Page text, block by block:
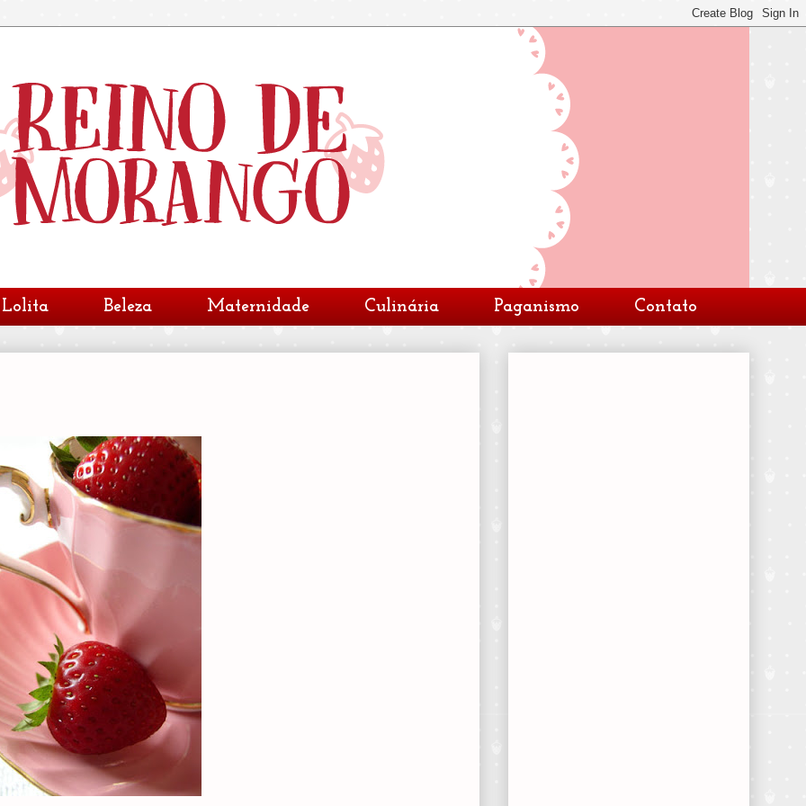
Lolita Beleza Maternidade Culinária Paganismo Contato